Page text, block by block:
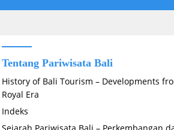
Tentang Pariwisata Bali
History of Bali Tourism – Developments
Royal Era
Indeks